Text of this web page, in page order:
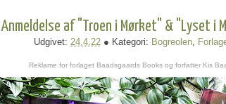
Anmeldelse af "Troen i Mørket" & "Lyset i
Udgivet: 24.4.22 ● Kategori: Bogreolen,
Reklame for forlaget Baadsgaards Books og forfatter Kis